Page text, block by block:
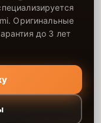
Оригинальные
до 3 лет